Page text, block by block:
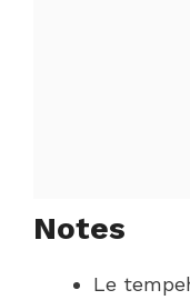
Notes
Le